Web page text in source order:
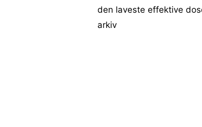
den laveste effektive
arkiv